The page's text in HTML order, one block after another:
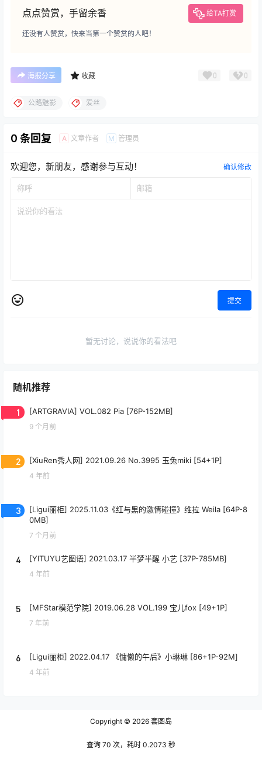
点点赞赏，手留余香 给TA打赏
还没有人赞赏，快来当第一个赞赏的人吧！
海报分享 收藏 0 0
公路魅影 爱丝
0 条回复 A 文章作者 M 管理员
欢迎您，新朋友，感谢参与互动！ 确认修改
提交
暂无讨论，说说你的看法吧
随机推荐
1 [ARTGRAVIA] VOL.082 Pia [76P-152MB]
9 个月前
2 [XiuRen秀人网] 2021.09.26 No.3995 玉兔miki [54+1P]
4 年前
3
[Ligui丽柜] 2025.11.03《红与黑的激情碰撞》维拉 Weila [64P-8
0MB]
7 个月前
4 [YITUYU艺图语] 2021.03.17 半梦半醒 小艺 [37P-785MB]
4 年前
5 [MFStar模范学院] 2019.06.28 VOL.199 宝儿fox [49+1P]
7 年前
6 [Ligui丽柜] 2022.04.17 《慵懒的午后》小琳琳 [86+1P-92M]
4 年前
Copyright © 2026 套图岛
查询 70 次，耗时 0.2073 秒